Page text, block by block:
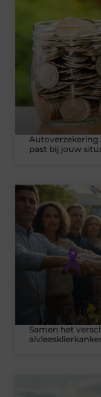
Autoverzekering
past bij jouw
Samen het
alvleesklierkanker